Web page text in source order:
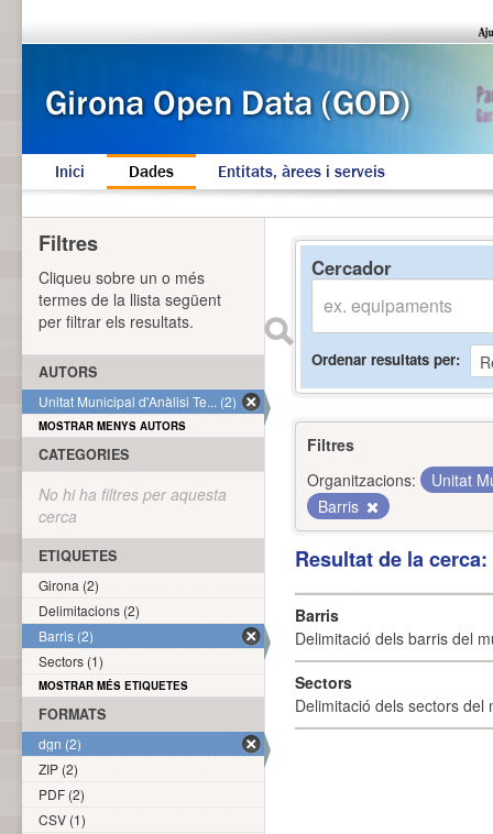
Inici Dades Entitats, àrees i serveis
Cercador
Ordenar resultats per
Filtres
Organitzacions:
Unitat
Barris
Resultat de la
Barris
Delimitació dels barris del
Sectors
Delimitació dels sectors del
Filtres
Cliqueu sobre un o més
termes de la llista següent
per filtrar els resultats.
AUTORS
Unitat Municipal d'Anàlisi Te... (2)
MOSTRAR MENYS AUTORS
CATEGORIES
No hi ha filtres per aquesta
cerca
ETIQUETES
Girona (2)
Delimitacions (2)
Barris (2)
Sectors (1)
MOSTRAR MÉS ETIQUETES
FORMATS
dgn (2)
ZIP (2)
PDF (2)
CSV (1)